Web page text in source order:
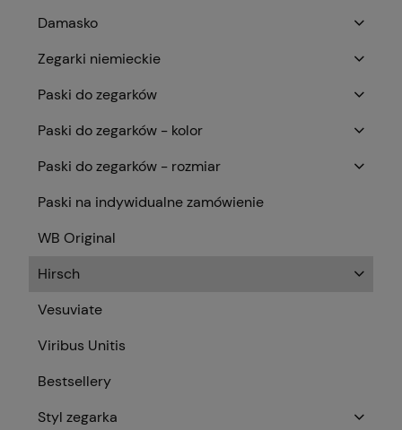
Damasko
Zegarki niemieckie
Paski do zegarków
Paski do zegarków - kolor
Paski do zegarków - rozmiar
Paski na indywidualne zamówienie
WB Original
Hirsch
Vesuviate
Viribus Unitis
Bestsellery
Styl zegarka